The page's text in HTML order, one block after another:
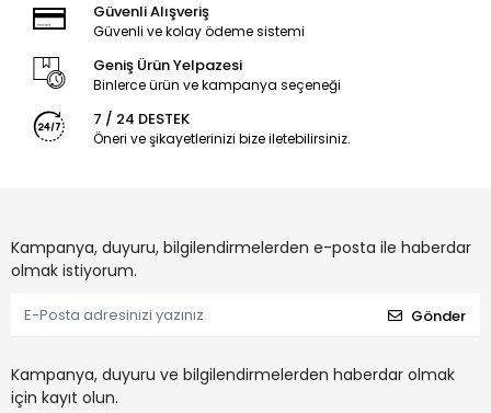
Güvenli Alışveriş
Güvenli ve kolay ödeme sistemi
Geniş Ürün Yelpazesi
Binlerce ürün ve kampanya seçeneği
7 / 24 DESTEK
Öneri ve şikayetlerinizi bize iletebilirsiniz.
Kampanya, duyuru, bilgilendirmelerden e-posta ile haberdar
olmak istiyorum.
Gönder
Kampanya, duyuru ve bilgilendirmelerden haberdar olmak
için kayıt olun.